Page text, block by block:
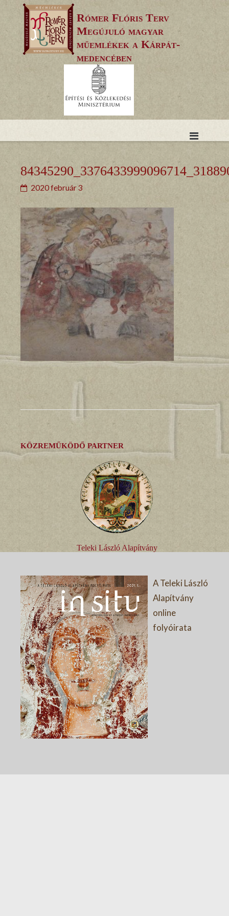
content
Rómer Flóris Terv
Megújuló magyar
műemlékek a Kárpát-
medencében
2020 február 3
KÖZREMŰKÖDŐ PARTNER
Teleki László Alapítvány
A Teleki László
Alapítvány
online
folyóirata